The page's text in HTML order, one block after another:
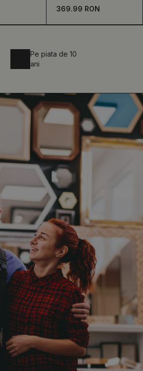
369.99 RON
Pe piata de 10
ani